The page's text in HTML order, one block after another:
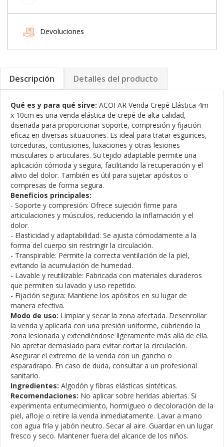
Devoluciones
Descripción Detalles del producto
Qué es y para qué sirve: ACOFAR Venda Crepé Elástica 4m
x 10cm es una venda elástica de crepé de alta calidad,
diseñada para proporcionar soporte, compresión y fijación
eficaz en diversas situaciones. Es ideal para tratar esguinces,
torceduras, contusiones, luxaciones y otras lesiones
musculares o articulares. Su tejido adaptable permite una
aplicación cómoda y segura, facilitando la recuperación y el
alivio del dolor. También es útil para sujetar apósitos o
compresas de forma segura.
Beneficios principales:
- Soporte y compresión: Ofrece sujeción firme para
articulaciones y músculos, reduciendo la inflamación y el
dolor.
- Elasticidad y adaptabilidad: Se ajusta cómodamente a la
forma del cuerpo sin restringir la circulación.
- Transpirable: Permite la correcta ventilación de la piel,
evitando la acumulación de humedad.
- Lavable y reutilizable: Fabricada con materiales duraderos
que permiten su lavado y uso repetido.
- Fijación segura: Mantiene los apósitos en su lugar de
manera efectiva.
Modo de uso: Limpiar y secar la zona afectada. Desenrollar
la venda y aplicarla con una presión uniforme, cubriendo la
zona lesionada y extendiéndose ligeramente más allá de ella.
No apretar demasiado para evitar cortar la circulación.
Asegurar el extremo de la venda con un gancho o
esparadrapo. En caso de duda, consultar a un profesional
sanitario.
Ingredientes: Algodón y fibras elásticas sintéticas.
Recomendaciones: No aplicar sobre heridas abiertas. Si
experimenta entumecimiento, hormigueo o decoloración de la
piel, afloje o retire la venda inmediatamente. Lavar a mano
con agua fría y jabón neutro. Secar al aire. Guardar en un lugar
fresco y seco. Mantener fuera del alcance de los niños.